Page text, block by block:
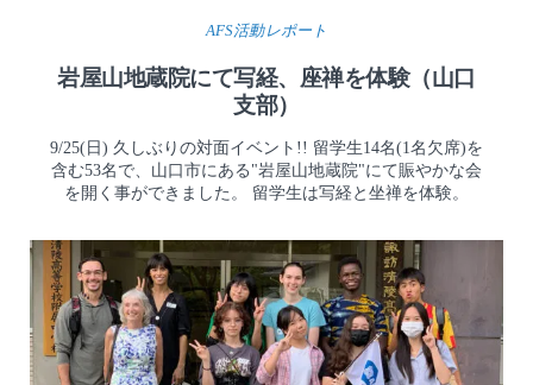
AFS活動レポート
岩屋山地蔵院にて写経、座禅を体験（山口
支部）
9/25(日) 久しぶりの対面イベント!! 留学生14名(1名欠席)を
含む53名で、山口市にある"岩屋山地蔵院"にて賑やかな会
を開く事ができました。 留学生は写経と坐禅を体験。